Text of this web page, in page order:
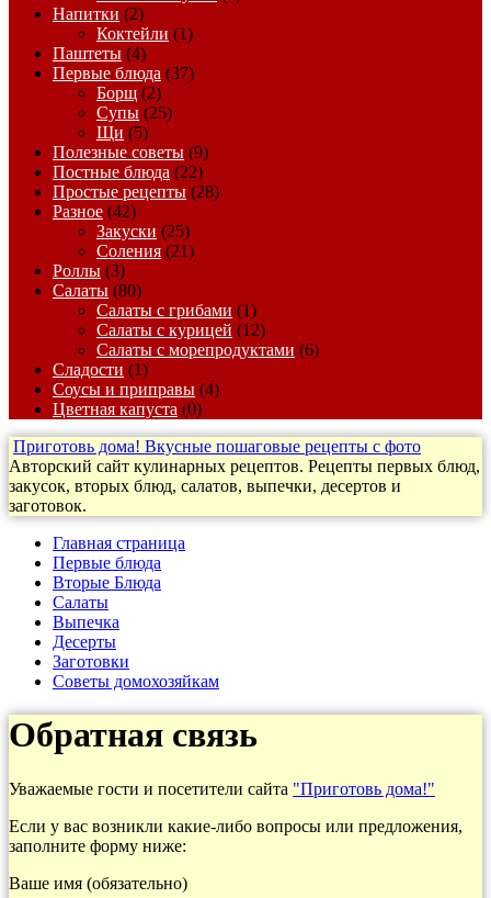
Напитки (2)
Коктейли (1)
Паштеты (4)
Первые блюда (37)
Борщ (2)
Супы (25)
Щи (5)
Полезные советы (9)
Постные блюда (22)
Простые рецепты (28)
Разное (42)
Закуски (25)
Соления (21)
Роллы (3)
Салаты (80)
Салаты с грибами (1)
Салаты с курицей (12)
Салаты с морепродуктами (6)
Сладости (1)
Соусы и приправы (4)
Цветная капуста (0)
Приготовь дома! Вкусные пошаговые рецепты с фото
Авторский сайт кулинарных рецептов. Рецепты первых блюд,
закусок, вторых блюд, салатов, выпечки, десертов и
заготовок.
Главная страница
Первые блюда
Вторые Блюда
Салаты
Выпечка
Десерты
Заготовки
Cоветы домохозяйкам
Обратная связь
Уважаемые гости и посетители сайта "Приготовь дома!"
Если у вас возникли какие-либо вопросы или предложения,
заполните форму ниже:
Ваше имя (обязательно)